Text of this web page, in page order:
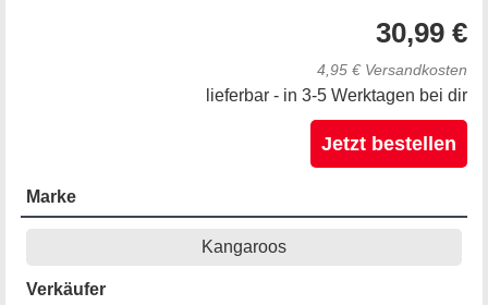
30,99 €
4,95 € Versandkosten
lieferbar - in 3-5 Werktagen bei dir
Jetzt bestellen
Marke
Kangaroos
Verkäufer